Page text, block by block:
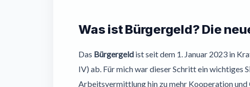
Was ist Bürgergeld? Die
Das Bürgergeld ist seit dem 1. Januar 2023 in
IV) ab. Für mich war dieser Schritt ein wichtiges
Arbeitsvermittlung hin zu mehr Kooperation